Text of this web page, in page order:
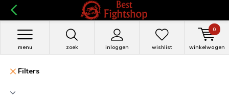
zoek inloggen
menu wishlist winkelwagen
0
Filters